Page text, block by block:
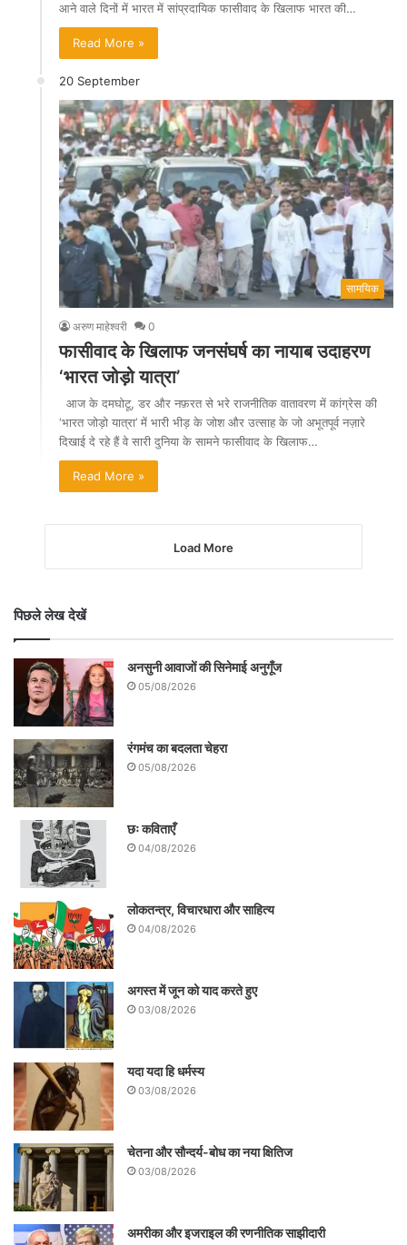
आने वाले दिनों में भारत में सांप्रदायिक फासीवाद के खिलाफ भारत की…
Read More »
20 September
सामयिक
अरुण माहेश्वरी 0
फासीवाद के खिलाफ जनसंघर्ष का नायाब उदाहरण
‘भारत जोड़ो यात्रा’
आज के दमघोटू, डर और नफ़रत से भरे राजनीतिक वातावरण में कांग्रेस की
‘भारत जोड़ो यात्रा’ में भारी भीड़ के जोश और उत्साह के जो अभूतपूर्व नज़ारे
दिखाई दे रहे हैं वे सारी दुनिया के सामने फासीवाद के खिलाफ…
Read More »
Load More
पिछले लेख देखें
अनसुनी आवाजों की सिनेमाई अनुगूँज
05/08/2026
रंगमंच का बदलता चेहरा
05/08/2026
छः कविताएँ
04/08/2026
लोकतन्त्र, विचारधारा और साहित्य
04/08/2026
अगस्त में जून को याद करते हुए
03/08/2026
यदा यदा हि धर्मस्य
03/08/2026
चेतना और सौन्दर्य-बोध का नया क्षितिज
03/08/2026
अमरीका और इजराइल की रणनीतिक साझीदारी